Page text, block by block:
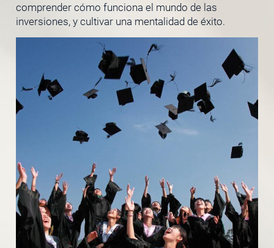
comprender cómo funciona el mundo de las
inversiones, y cultivar una mentalidad de éxito.